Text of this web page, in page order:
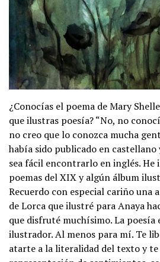
¿Conocías el poema de Mary
que ilustras poesía? “No, no
no creo que lo conozca mucha
había sido publicado en castellano
sea fácil encontrarlo en inglés. He
poemas del XIX y algún álbum
Recuerdo con especial cariño una
de Lorca que ilustré para Anaya
que disfruté muchísimo. La poesía
ilustrador. Al menos para mí. Te
atarte a la literalidad del texto y te